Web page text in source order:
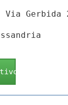
Gerbida